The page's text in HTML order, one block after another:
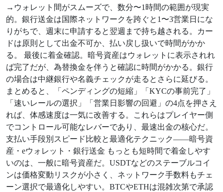
→ウォレット間がスムーズで、数分〜1時間の範囲が現実
的。銀行送金は国際ネットワークを跨ぐと1〜3営業日にな
りがちで、週末に申請すると翌週まで持ち越される。カー
ドは原則として出金不可か、払い戻し扱いで時間がかか
る。 最後に着金確認。暗号資産はウォレットに表示されれ
ば完了だが、為替換金を伴うと確認に時間がかかる。銀行
の場合は中継銀行や名義チェックが走るとさらに延びる。
まとめると、「ペンディングの短縮」「KYCの事前完了」
「速いレールの選択」「営業日影響の回避」の4点を押さえ
れば、体感速度は一気に改善する。これらはプレイヤー側
でコントロール可能なレバーであり、最速出金の核心だ。
支払い手段別スピード比較と最適化テクニック——暗号資
産・eウォレット・銀行送金 もっとも短時間で着金しやす
いのは、一般に暗号資産だ。USDTなどのステーブルコイ
ンは価格変動リスクが小さく、ネットワーク手数料もチェ
ーン選択で最適化しやすい。BTCやETHは混雑次第で承認